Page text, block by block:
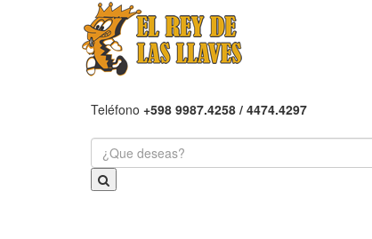
Teléfono +598 9987.4258 / 4474.4297